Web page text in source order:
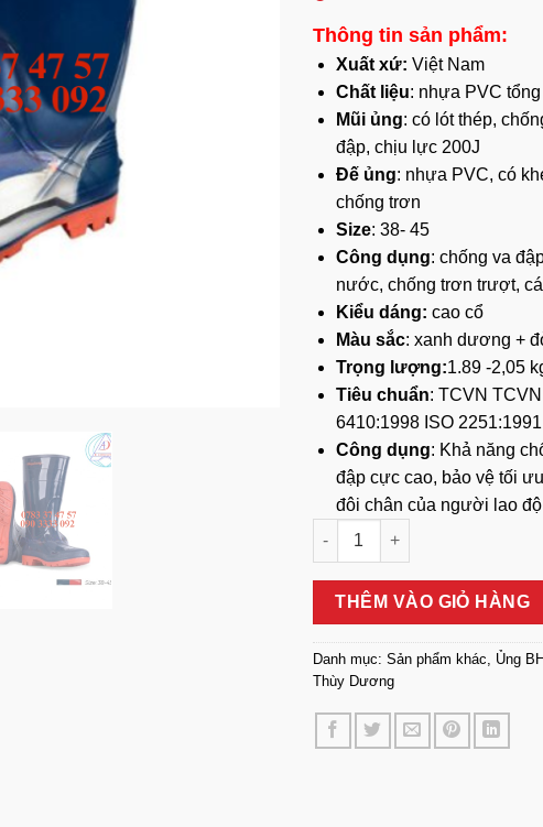
Thông tin sản phẩm:
Xuất xứ: Việt Nam
Chất liệu: nhựa PVC
Mũi ủng: có lót thép,
đập, chịu lực 200J
Đế ủng: nhựa PVC, có
chống trơn
Size: 38- 45
Công dụng: chống va
nước, chống trơn trượt,
Kiểu dáng: cao cổ
Màu sắc: xanh dương +
Trọng lượng:1.89 -2,05
Tiêu chuẩn: TCVN TCVN
6410:1998 ISO 2251:1991
Công dụng: Khả năng
đập cực cao, bảo vệ tối
đôi chân của người lao
Ủng Bảo Hộ Lao Động Mũi
THÊM VÀO GIỎ HÀNG
Danh mục: Sản phẩm khác
Ủng
Thùy Dương